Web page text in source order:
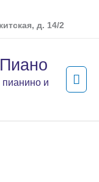
д. 14/2
пианино и